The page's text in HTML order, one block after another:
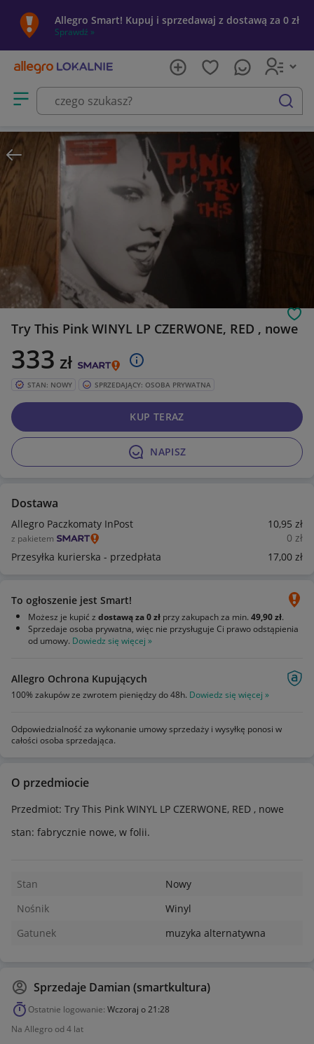
Allegro Smart! Kupuj i sprzedawaj z dostawą za 0 zł
Sprawdź »
Otwórz menu z kategoriami
szukaj
Try This Pink WINYL LP CZERWONE, RED , nowe
333 zł
STAN: NOWY SPRZEDAJĄCY: OSOBA PRYWATNA
NAPISZ
KUP TERAZ
Dostawa
Allegro Paczkomaty InPost 10,95 zł
z pakietem 0 zł
Przesyłka kurierska - przedpłata
17,00 zł
To ogłoszenie jest Smart!
Możesz je kupić z dostawą za 0 zł przy zakupach za min. 49,90 zł.
Sprzedaje osoba prywatna, więc nie przysługuje Ci prawo odstąpienia
od umowy. Dowiedz się więcej »
Allegro Ochrona Kupujących
100% zakupów ze zwrotem pieniędzy do 48h. Dowiedz się więcej »
Odpowiedzialność za wykonanie umowy sprzedaży i wysyłkę ponosi w
całości osoba sprzedająca.
O przedmiocie
Przedmiot: Try This Pink WINYL LP CZERWONE, RED , nowe
stan: fabrycznie nowe, w folii.
Stan
Nowy
Nośnik
Winyl
Gatunek
muzyka alternatywna
Sprzedaje Damian (smartkultura)
Ostatnie logowanie: Wczoraj o 21:28
Na Allegro od 4 lat